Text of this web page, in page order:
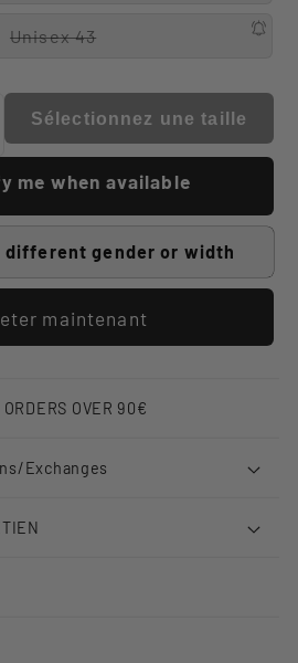
Unisex 43
Sélectionnez une taille
me when available
different gender or width
maintenant
OVER 90€
Exchanges